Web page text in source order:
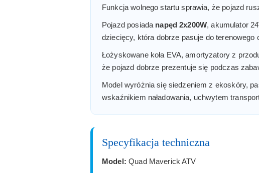
Funkcja wolnego startu sprawia, że pojazd
Pojazd posiada napęd 2x200W, akumulator
dziecięcy, która dobrze pasuje do terenowego
Łożyskowane koła EVA, amortyzatory z
że pojazd dobrze prezentuje się podczas
Model wyróżnia się siedzeniem z ekoskóry,
wskaźnikiem naładowania, uchwytem
Specyfikacja techniczna
Model: Quad Maverick ATV